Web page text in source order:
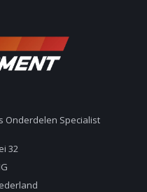
Onderdelen Specialist
32